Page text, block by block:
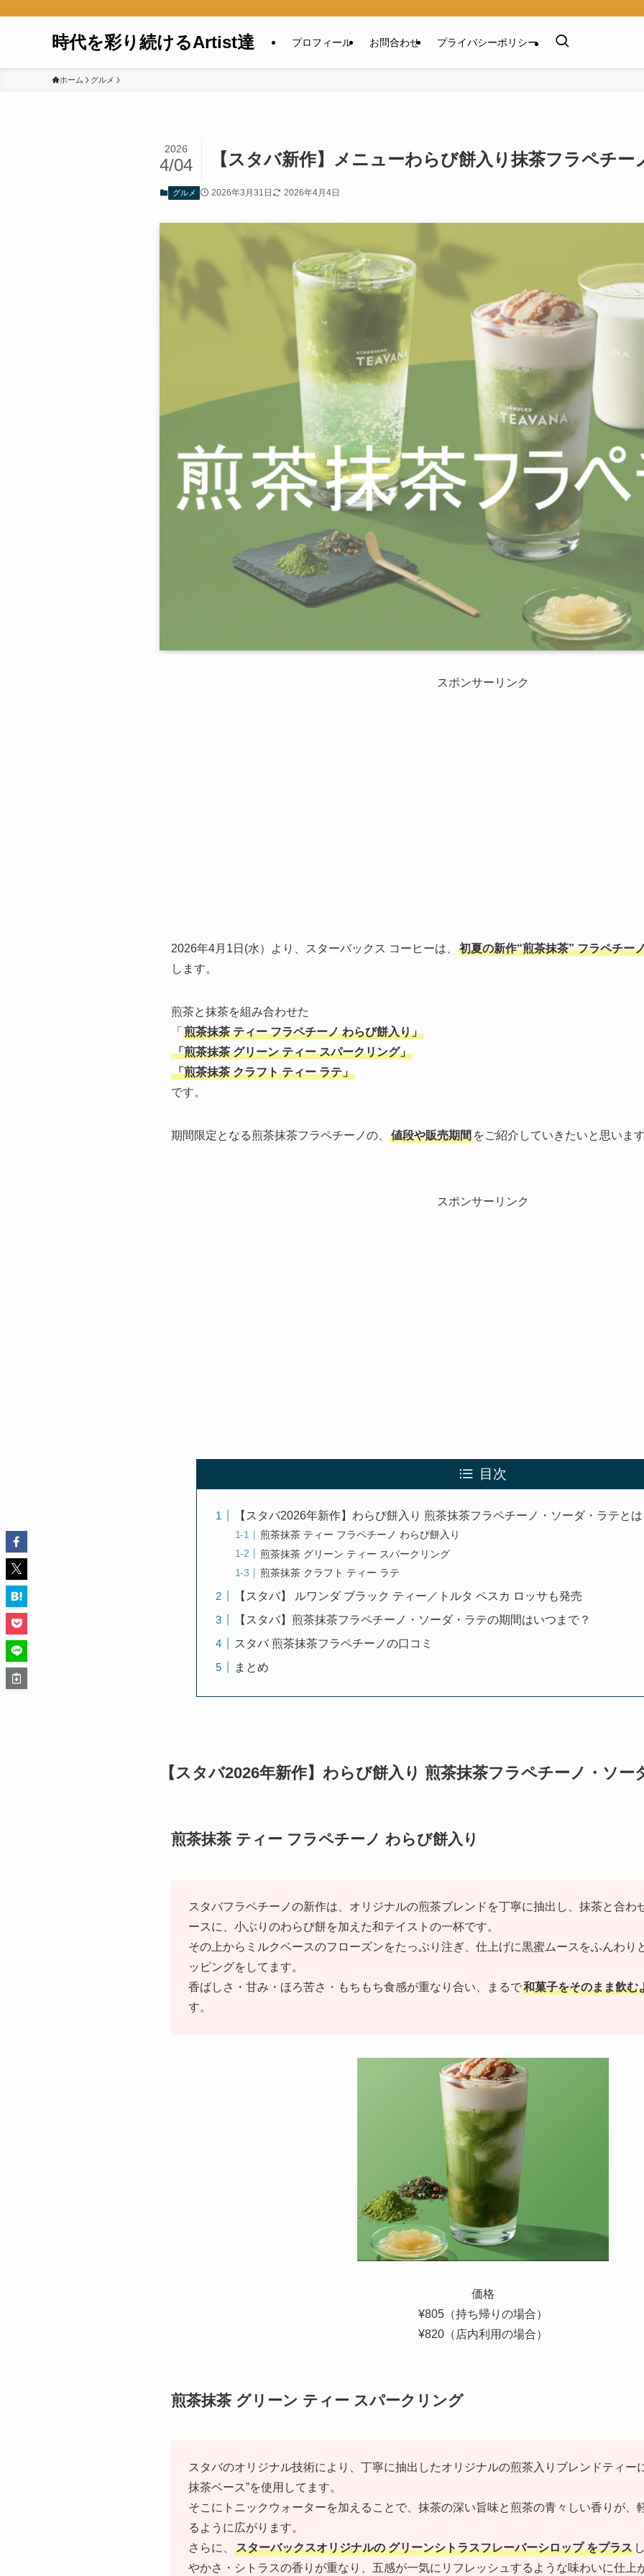
時代を彩り続けるArtist達 プロフィール お問合わせ プライバシーポリシー
ホーム グルメ
【スタバ新作】メニューわらび餅入り抹茶フラペチ
2026
4/04
グルメ 2026年3月31日 2026年4月4日
スポンサーリンク
2026年4月1日(水）より、スターバックス コーヒーは、
初夏の新作“煎茶抹茶” フラペチー
します。
煎茶と抹茶を組み合わせた
「 煎茶抹茶 ティー フラペチーノ わらび餅入り」
「煎茶抹茶 グリーン ティー スパークリング」
「煎茶抹茶 クラフト ティー ラテ」
です。
期間限定となる煎茶抹茶フラペチーノの、 値段や販売期間 をご紹介していきたいと思いま
スポンサーリンク
目次
【スタバ2026年新作】わらび餅入り 煎茶抹茶フラペチーノ・ソーダ・ラテと
煎茶抹茶 ティー フラペチーノ わらび餅入り
煎茶抹茶 グリーン ティー スパークリング
煎茶抹茶 クラフト ティー ラテ
【スタバ】 ルワンダ ブラック ティー／トルタ ペスカ ロッサも発売
【スタバ】煎茶抹茶フラペチーノ・ソーダ・ラテの期間はいつまで？
スタバ 煎茶抹茶フラペチーノの口コミ
まとめ
【スタバ2026年新作】わらび餅入り 煎茶抹茶フラペチーノ・ソー
煎茶抹茶 ティー フラペチーノ わらび餅入り
スタバフラペチーノの新作は、オリジナルの煎茶ブレンドを丁寧に抽出し、抹茶と合わ
ースに、小ぶりのわらび餅を加えた和テイストの一杯です。
その上からミルクベースのフローズンをたっぷり注ぎ、仕上げに黒蜜ムースをふんわり
ッピングをしてます。
香ばしさ・甘み・ほろ苦さ・もちもち食感が重なり合い、まるで和菓子をそのまま飲む
す。
価格
¥805（持ち帰りの場合）
¥820（店内利用の場合）
煎茶抹茶 グリーン ティー スパークリング
スタバのオリジナル技術により、丁寧に抽出したオリジナルの煎茶入りブレンドティー
抹茶ベース”を使用してます。
そこにトニックウォーターを加えることで、抹茶の深い旨味と煎茶の青々しい香りが、
るように広がります。
さらに、
スターバックスオリジナルの グリーンシトラスフレーバーシロップ をプラス
やかさ・シトラスの香りが重なり、五感が一気にリフレッシュするような味わいに仕上